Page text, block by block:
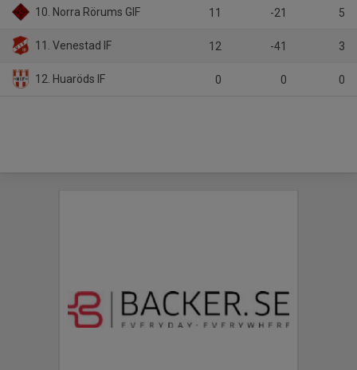
10. Norra Rörums GIF 11 -21 5
11. Venestad IF 12 -41 3
12. Huaröds IF 0 0 0